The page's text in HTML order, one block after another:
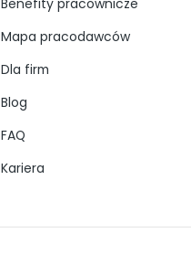
Mapa pracodawców
Dla firm
Blog
FAQ
Kariera